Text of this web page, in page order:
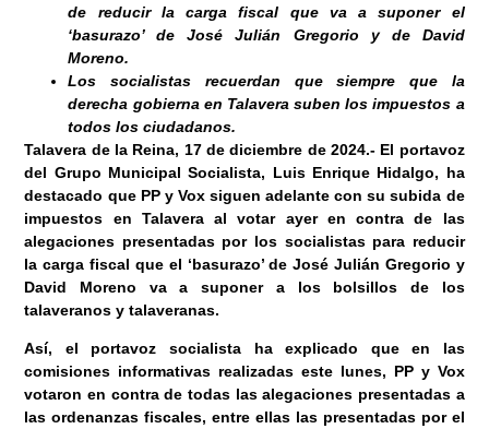
de reducir la carga fiscal que va a suponer el
‘basurazo’ de José Julián Gregorio y de David
Moreno.
Los socialistas recuerdan que siempre que la
derecha gobierna en Talavera suben los impuestos a
todos los ciudadanos.
Talavera de la Reina, 17 de diciembre de 2024.- El portavoz
del Grupo Municipal Socialista, Luis Enrique Hidalgo, ha
destacado que PP y Vox siguen adelante con su subida de
impuestos en Talavera al votar ayer en contra de las
alegaciones presentadas por los socialistas para reducir
la carga fiscal que el ‘basurazo’ de José Julián Gregorio y
David Moreno va a suponer a los bolsillos de los
talaveranos y talaveranas.
Así, el portavoz socialista ha explicado que en las
comisiones informativas realizadas este lunes, PP y Vox
votaron en contra de todas las alegaciones presentadas a
las ordenanzas fiscales, entre ellas las presentadas por el